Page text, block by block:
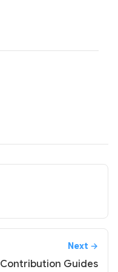
Next →
Contribution Guides